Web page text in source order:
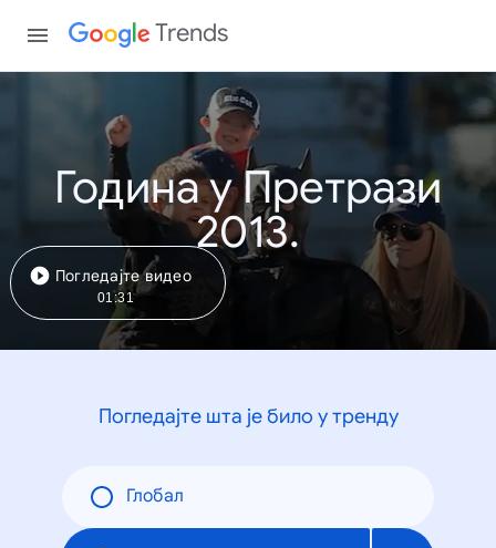
Trends
Година у Претрази
2013.
Погледајте видео
01:31
Погледајте шта је било у тренду
Глобал